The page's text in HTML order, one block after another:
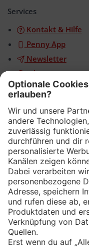
Services
Kontakt & Hilfe
Penny App
Newsletter
WhatsApp
App